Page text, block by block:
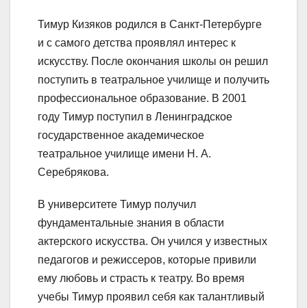
Тимур Кизяков родился в Санкт-Петербурге
и с самого детства проявлял интерес к
искусству. После окончания школы он решил
поступить в театральное училище и получить
профессиональное образование. В 2001
году Тимур поступил в Ленинградское
государственное академическое
театральное училище имени Н. А.
Серебрякова.
В университете Тимур получил
фундаментальные знания в области
актерского искусства. Он учился у известных
педагогов и режиссеров, которые привили
ему любовь и страсть к театру. Во время
учебы Тимур проявил себя как талантливый